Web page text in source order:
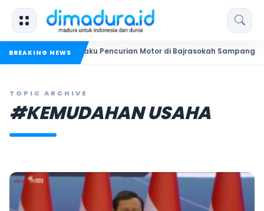
BREAKING NEWS
Dua Pelaku Pencurian Motor di Bajrasokah Sampang
TOPIC ARCHIVE
#KEMUDAHAN USAHA